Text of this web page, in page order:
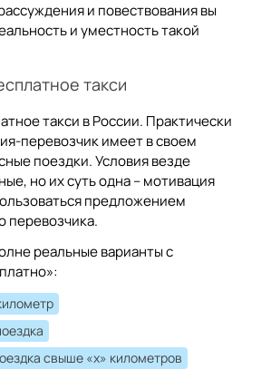
и повествования вы
и уместность такой
такси
такси в России. Практически
перевозчик имеет в своем
поездки. Условия везде
но их суть одна – мотивация
предложением
перевозчика.
реальные варианты с
свыше «х» километров